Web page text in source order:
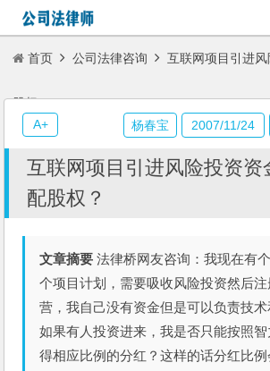
首页 公司法律咨询 互联网项目引进
股权？
互联网项目引进风险投资资
配股权？
文章摘要 法律桥网友咨询：我现在有
个项目计划，需要吸收风险投资然后
营，我自己没有资金但是可以负责技术
如果有人投资进来，我是否只能按照
得相应比例的分红？这样的话分红比
杨春宝 2007/11/24
A+